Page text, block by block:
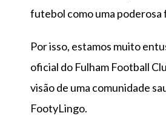
futebol como uma poderosa
Por isso, estamos muito
oficial do Fulham Football
visão de uma comunidade
FootyLingo.